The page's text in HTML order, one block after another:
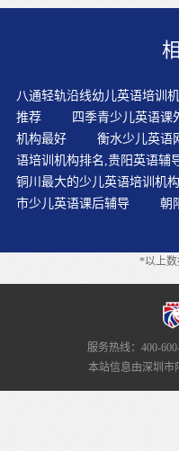
要巩固好旧单词。我们
接转换成对应的几个英
感觉比较顺。尽量选择
学习时间更灵活全面分
走,要真正掌握英语,达到
可。不过自学要有很强
还有给自己寻找练习口
习。而当你在真正的外
切，觉得学以致用了，
八通轻轨沿线幼儿英语培训
推荐
四季青少儿英语课
机构最好
衡水少儿英语
语培训机构排名,贵阳英语辅
铜川最大的少儿英语培训机构
市少儿英语课后辅导
朝
*以上数
服务热线：400-
本站信息由深圳市